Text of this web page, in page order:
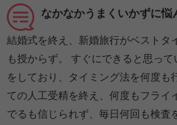
なかなかうまくいかずに悩
結婚式を終え、新婚旅行がベストタ
も授からず。 すぐにできると思っ
をしており、タイミング法を何度も
ての人工受精を終え、何度もフライ
でるも信じられず、毎日何回も検査